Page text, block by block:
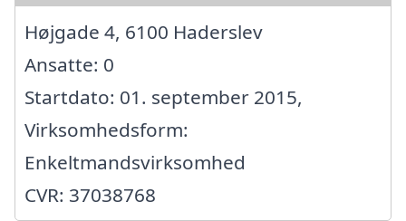
Højgade 4, 6100 Haderslev
Ansatte: 0
Startdato: 01. september 2015,
Virksomhedsform:
Enkeltmandsvirksomhed
CVR: 37038768